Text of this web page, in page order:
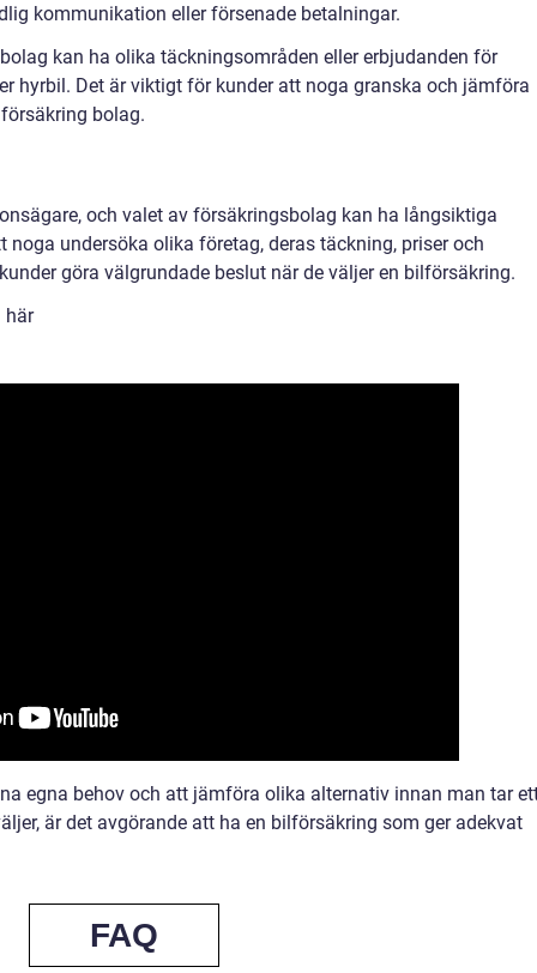
kommunikation eller försenade betalningar.
kan ha olika täckningsområden eller erbjudanden för
hyrbil. Det är viktigt för kunder att noga granska och jämföra
bolag.
och valet av försäkringsbolag kan ha långsiktiga
noga undersöka olika företag, deras täckning, priser och
göra välgrundade beslut när de väljer en bilförsäkring.
här
egna behov och att jämföra olika alternativ innan man tar
är det avgörande att ha en bilförsäkring som ger adekvat
FAQ